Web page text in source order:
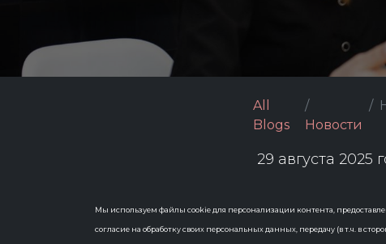
All
Blogs
Новости
29 августа 2025
Вся
отборах в
Мы используем файлы cookie для персонализации контента,
согласие на обработку своих персональных данных, передачу (в т.ч. в